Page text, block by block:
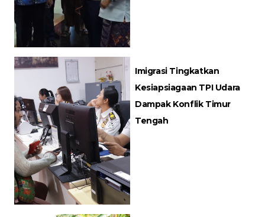
Imigrasi Tingkatkan
Kesiapsiagaan TPI Udara
Dampak Konflik Timur
Tengah